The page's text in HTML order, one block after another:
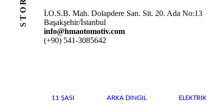
STORE
İ.O.S.B. Mah. Dolapdere San. Sit. 20. Ada No:13
Başakşehir/İstanbul
info@hmaotomotiv.com
(+90) 541-3085642
11 ŞASI ARKA DINGIL ELEKTRIK